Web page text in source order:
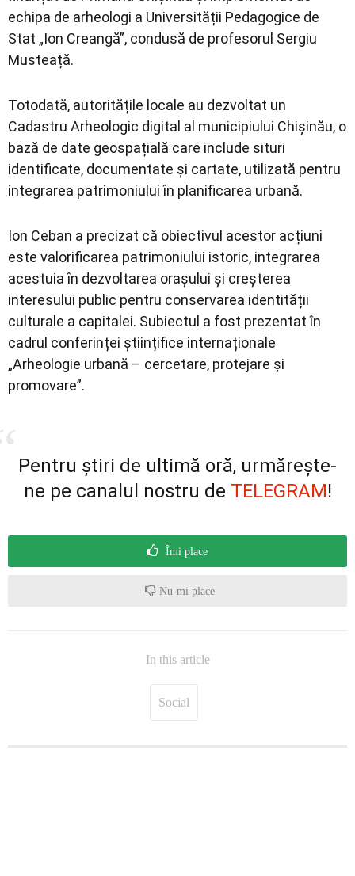
echipa de arheologi a Universității Pedagogice de
Stat „Ion Creangă”, condusă de profesorul Sergiu
Musteață.
Totodată, autoritățile locale au dezvoltat un
Cadastru Arheologic digital al municipiului Chișinău, o
bază de date geospațială care include situri
identificate, documentate și cartate, utilizată pentru
integrarea patrimoniului în planificarea urbană.
Ion Ceban a precizat că obiectivul acestor acțiuni
este valorificarea patrimoniului istoric, integrarea
acestuia în dezvoltarea orașului și creșterea
interesului public pentru conservarea identității
culturale a capitalei. Subiectul a fost prezentat în
cadrul conferinței științifice internaționale
„Arheologie urbană – cercetare, protejare și
promovare”.
Pentru știri de ultimă oră, urmărește-
ne pe canalul nostru de TELEGRAM!
Îmi place
Nu-mi place
In this article
Social